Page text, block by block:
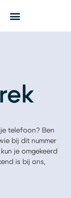
telefoon? Ben
bij dit nummer
je omgekeerd
is bij ons,